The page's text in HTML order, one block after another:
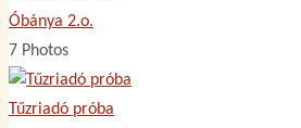
Óbánya 2.o.
7 Photos
Tűzriadó próba